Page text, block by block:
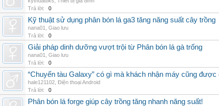
Trả lời:
0
Kỹ thuật sử dụng phân bón lá ga3 tăng năng suất cây trồng
nana01
Giao lưu
Trả lời:
0
Giải pháp dinh dưỡng vượt trội từ Phân bón lá gà trống
nana01
Giao lưu
Trả lời:
0
“Chuyến tàu Galaxy” có gì mà khách nhận máy cũng được
hale121102 Điện thoại Android
Trả lời:
0
Phân bón lá forge giúp cây trồng tăng nhanh năng suất!